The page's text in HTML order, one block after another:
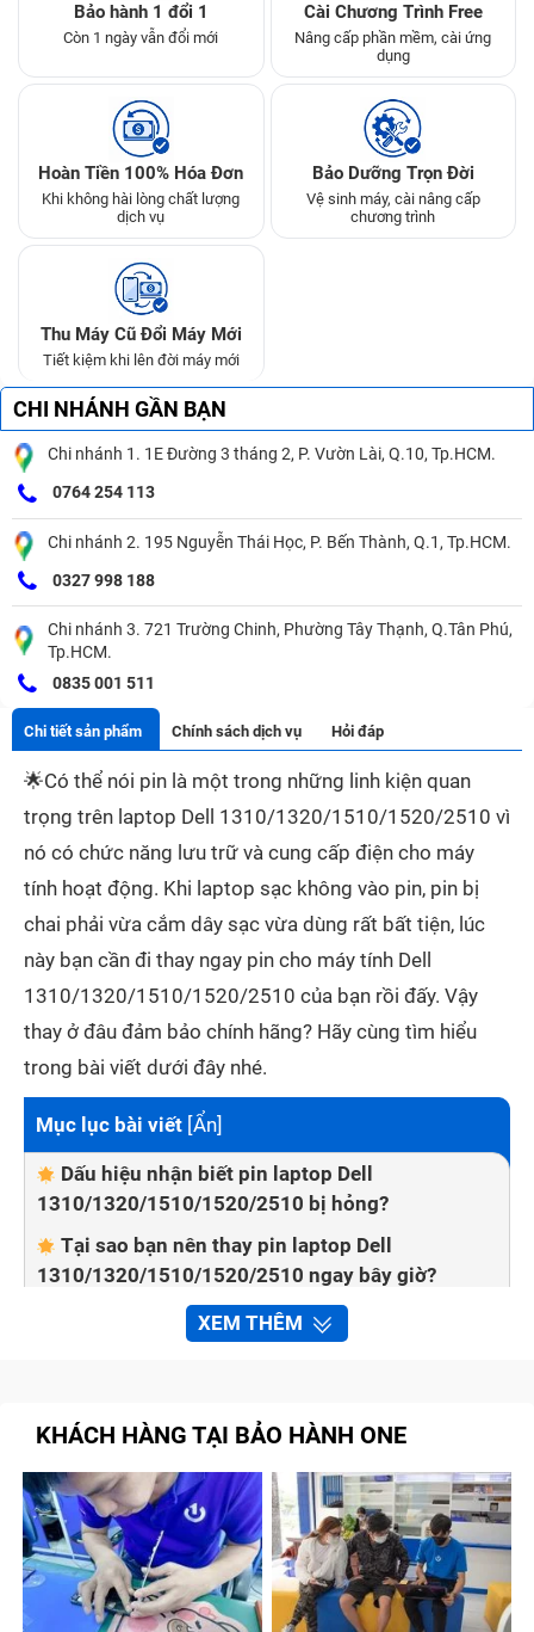
Bảo hành 1 đổi 1
Còn 1 ngày vẫn đổi mới
Cài Chương Trình Free
Nâng cấp phần mềm, cài ứng
dụng
Hoàn Tiền 100% Hóa Đơn
Khi không hài lòng chất lượng
dịch vụ
Bảo Dưỡng Trọn Đời
Vệ sinh máy, cài nâng cấp
chương trình
Thu Máy Cũ Đổi Máy Mới
Tiết kiệm khi lên đời máy mới
CHI NHÁNH GẦN BẠN
Chi nhánh 1. 1E Đường 3 tháng 2, P. Vườn Lài, Q.10, Tp.HCM.
0764 254 113
Chi nhánh 2. 195 Nguyễn Thái Học, P. Bến Thành, Q.1, Tp.HCM.
0327 998 188
Chi nhánh 3. 721 Trường Chinh, Phường Tây Thạnh, Q.Tân Phú,
Tp.HCM.
0835 001 511
Chi tiết sản phẩm Chính sách dịch vụ Hỏi đáp
🌟Có thể nói pin là một trong những linh kiện quan
trọng trên laptop Dell 1310/1320/1510/1520/2510 vì
nó có chức năng lưu trữ và cung cấp điện cho máy
tính hoạt động. Khi laptop sạc không vào pin, pin bị
chai phải vừa cắm dây sạc vừa dùng rất bất tiện, lúc
này bạn cần đi thay ngay pin cho máy tính Dell
1310/1320/1510/1520/2510 của bạn rồi đấy. Vậy
thay ở đâu đảm bảo chính hãng? Hãy cùng tìm hiểu
trong bài viết dưới đây nhé.
Mục lục bài viết [Ẩn]
Dấu hiệu nhận biết pin laptop Dell
1310/1320/1510/1520/2510 bị hỏng?
Tại sao bạn nên thay pin laptop Dell
1310/1320/1510/1520/2510 ngay bây giờ?
Có nên thay pin laptop Dell
1310/1320/1510/1520/2510 tại nhà không?
1310/1320/1510/1520/2510 nhanh chóng, chất
lượng
Quy trình sửa chữa tại trung tâm Bảo Hành
One
Bước 1: Kiểm tra pin laptop Dell
1310/1320/1510/1520/2510 phù hợp
XEM THÊM
KHÁCH HÀNG TẠI BẢO HÀNH ONE